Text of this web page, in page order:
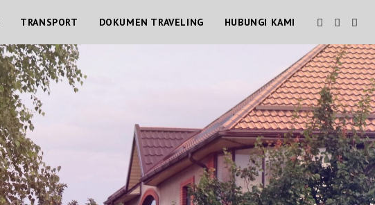
TRANSPORT DOKUMEN TRAVELING HUBUNGI KAMI